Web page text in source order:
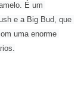
É um
e a Big Bud, que
uma enorme